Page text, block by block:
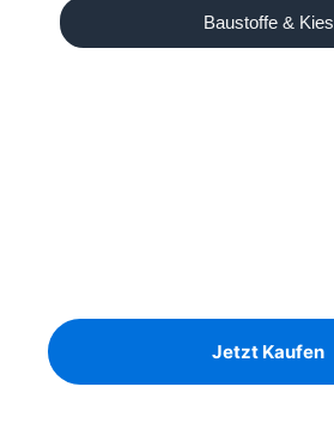
Baustoffe & Kies
Jetzt Kaufen